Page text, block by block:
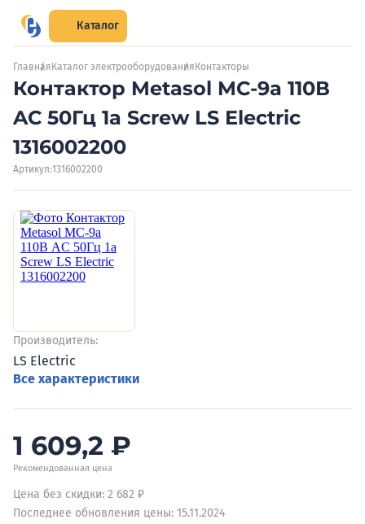
Каталог
Главная Каталог электрооборудования Контакторы
Контактор Metasol MC-9a 110В
AC 50Гц 1a Screw LS Electric
1316002200
Артикул:1316002200
Производитель:
LS Electric
Все характеристики
1 609,2 ₽
Рекомендованная цена
Цена без скидки: 2 682 ₽
Последнее обновления цены: 15.11.2024